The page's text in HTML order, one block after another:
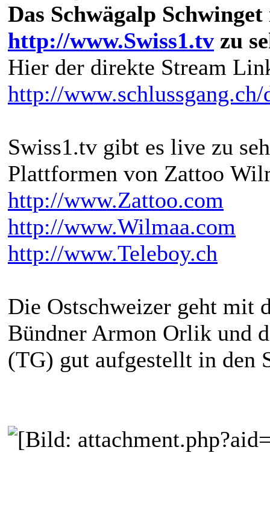
Das Schwägalp
http://www.Swiss1.tv zu
Hier der direkte Stream
http://
Swiss1.tv gibt es live zu
Plattformen von Zattoo
http://www.Zattoo.com
http://www.Wilmaa.com
http://www.Teleboy.ch
Die Ostschweizer geht mit
Bündner Armon Orlik und
(TG) gut aufgestellt in den